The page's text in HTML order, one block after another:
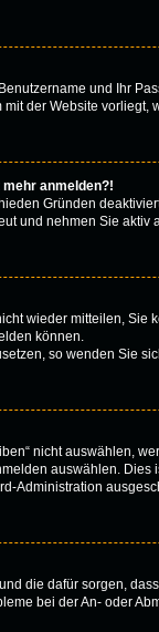
und Ihr
der Website vorliegt,
anmelden?!
Gründen
und nehmen Sie aktiv
wieder mitteilen,
können.
so wenden Sie
nicht auswählen,
auswählen.
Administration
die dafür sorgen,
bei der An- oder